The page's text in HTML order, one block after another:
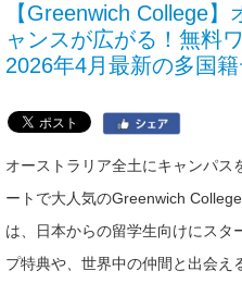
【Greenwich College
ャンスが広がる！無料
2026年4月最新の多国
オーストラリア全土にキャンパス
ートで大人気のGreenwich
は、日本からの留学生向けにスタ
プ特典や、世界中の仲間と出会え